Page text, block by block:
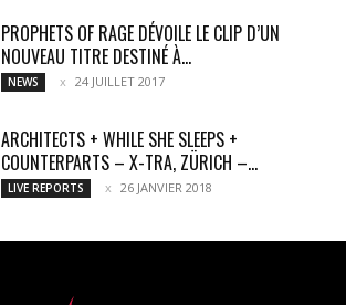
PROPHETS OF RAGE DÉVOILE LE CLIP D’UN
NOUVEAU TITRE DESTINÉ À...
NEWS 24 JUILLET 2017
ARCHITECTS + WHILE SHE SLEEPS +
COUNTERPARTS – X-TRA, ZÜRICH –...
LIVE REPORTS 26 JANVIER 2018